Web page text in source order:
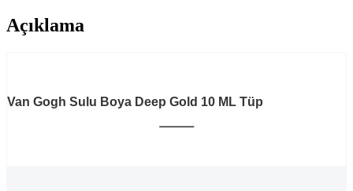
Açıklama
Van Gogh Sulu Boya Deep Gold 10 ML Tüp